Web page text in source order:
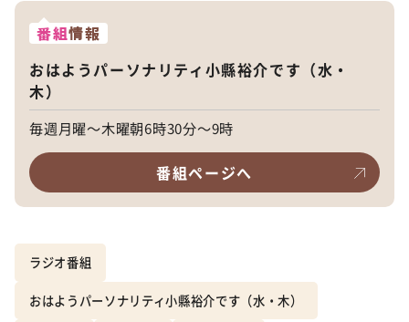
番組情報
おはようパーソナリティ小縣裕介です（水・
木）
毎週月曜～木曜朝6時30分～9時
番組ページへ
ラジオ番組
おはようパーソナリティ小縣裕介です（水・木）